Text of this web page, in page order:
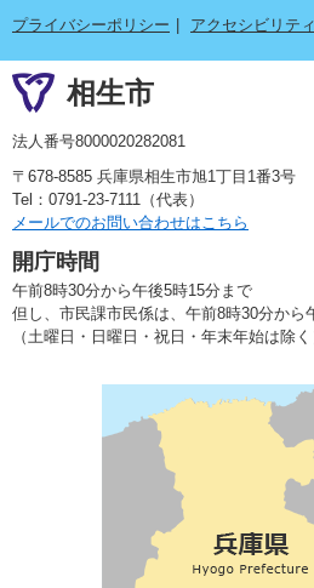
プライバシーポリシー
アクセシビリティ
相生市
法人番号8000020282081
〒678-8585 兵庫県相生市旭1丁目1番3号
Tel：0791-23-7111（代表）
メールでのお問い合わせはこちら
開庁時間
午前8時30分から午後5時15分まで
但し、市民課市民係は、午前8時30分から
（土曜日・日曜日・祝日・年末年始は除く